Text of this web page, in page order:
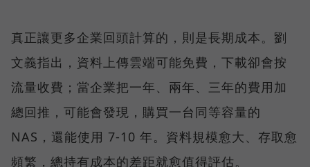
真正讓更多企業回頭計算的，則是長期成本。劉
文義指出，資料上傳雲端可能免費，下載卻會按
流量收費；當企業把一年、兩年、三年的費用加
總回推，可能會發現，購買一台同等容量的
NAS，還能使用 7-10 年。資料規模愈大、存取愈
頻繁，總持有成本的差距就愈值得評估。